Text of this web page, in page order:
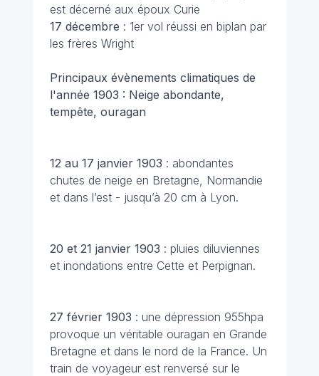
est décerné aux époux Curie
17 décembre : 1er vol réussi en biplan par
les frères Wright
Principaux évènements climatiques de
l'année 1903 : Neige abondante,
tempête, ouragan
12 au 17 janvier 1903 : abondantes
chutes de neige en Bretagne, Normandie
et dans l’est - jusqu’à 20 cm à Lyon.
20 et 21 janvier 1903 : pluies diluviennes
et inondations entre Cette et Perpignan.
27 février 1903 : une dépression 955hpa
provoque un véritable ouragan en Grande
Bretagne et dans le nord de la France. Un
train de voyageur est renversé sur le